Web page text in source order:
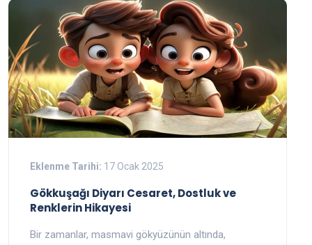
Eklenme Tarihi: 17 Ocak 2025
Gökkuşağı Diyarı Cesaret, Dostluk ve
Renklerin Hikayesi
Bir zamanlar, masmavi gökyüzünün altında,